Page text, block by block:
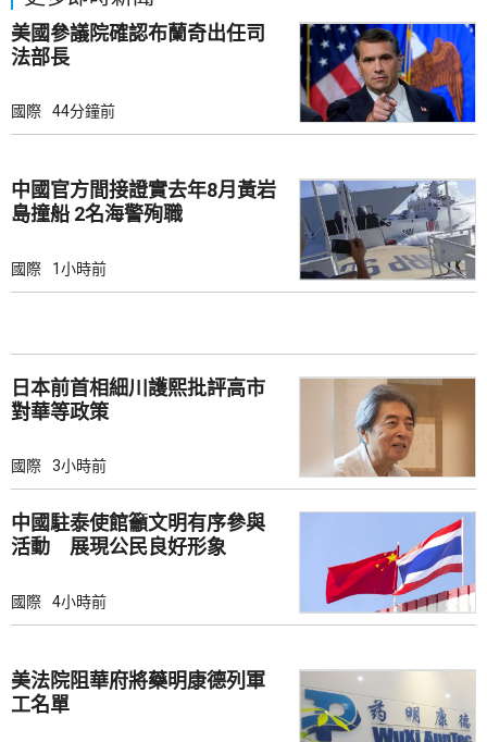
美國參議院確認布蘭奇出任司
法部長
國際 44分鐘前
中國官方間接證實去年8月黃岩
島撞船 2名海警殉職
國際 1小時前
日本前首相細川護熙批評高市
對華等政策
國際 3小時前
中國駐泰使館籲文明有序參與
活動 展現公民良好形象
國際 4小時前
美法院阻華府將藥明康德列軍
工名單